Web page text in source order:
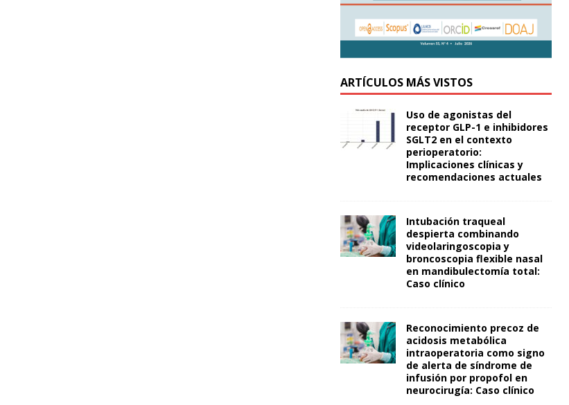
ARTÍCULOS MÁS VISTOS
Uso de agonistas del
receptor GLP-1 e inhibidores
SGLT2 en el contexto
perioperatorio:
Implicaciones clínicas y
recomendaciones actuales
Intubación traqueal
despierta combinando
videolaringoscopia y
broncoscopia flexible nasal
en mandibulectomía total:
Caso clínico
Reconocimiento precoz de
acidosis metabólica
intraoperatoria como signo
de alerta de síndrome de
infusión por propofol en
neurocirugía: Caso clínico